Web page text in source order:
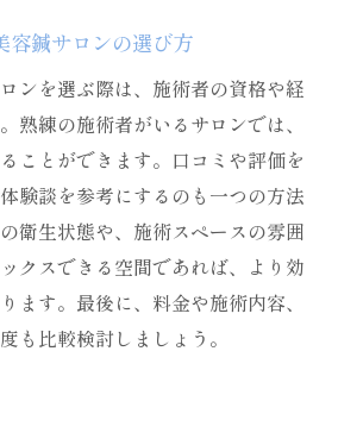
容鍼サロンの選び方
ンを選ぶ際は、施術者の資格や経
熟練の施術者がいるサロンでは、
ことができます。口コミや評価を
験談を参考にするのも一つの方法
衛生状態や、施術スペースの雰囲
クスできる空間であれば、より効
ます。最後に、料金や施術内容、
も比較検討しましょう。